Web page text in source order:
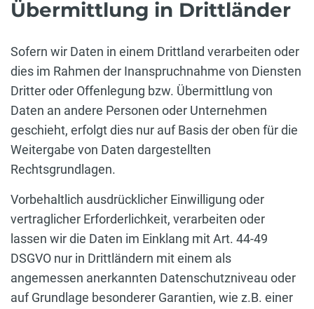
Übermittlung in Drittländer
Sofern wir Daten in einem Drittland verarbeiten oder
dies im Rahmen der Inanspruchnahme von Diensten
Dritter oder Offenlegung bzw. Übermittlung von
Daten an andere Personen oder Unternehmen
geschieht, erfolgt dies nur auf Basis der oben für die
Weitergabe von Daten dargestellten
Rechtsgrundlagen.
Vorbehaltlich ausdrücklicher Einwilligung oder
vertraglicher Erforderlichkeit, verarbeiten oder
lassen wir die Daten im Einklang mit Art. 44-49
DSGVO nur in Drittländern mit einem als
angemessen anerkannten Datenschutzniveau oder
auf Grundlage besonderer Garantien, wie z.B. einer